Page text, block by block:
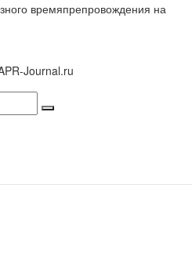
времяпрепровождения на
Journal.ru